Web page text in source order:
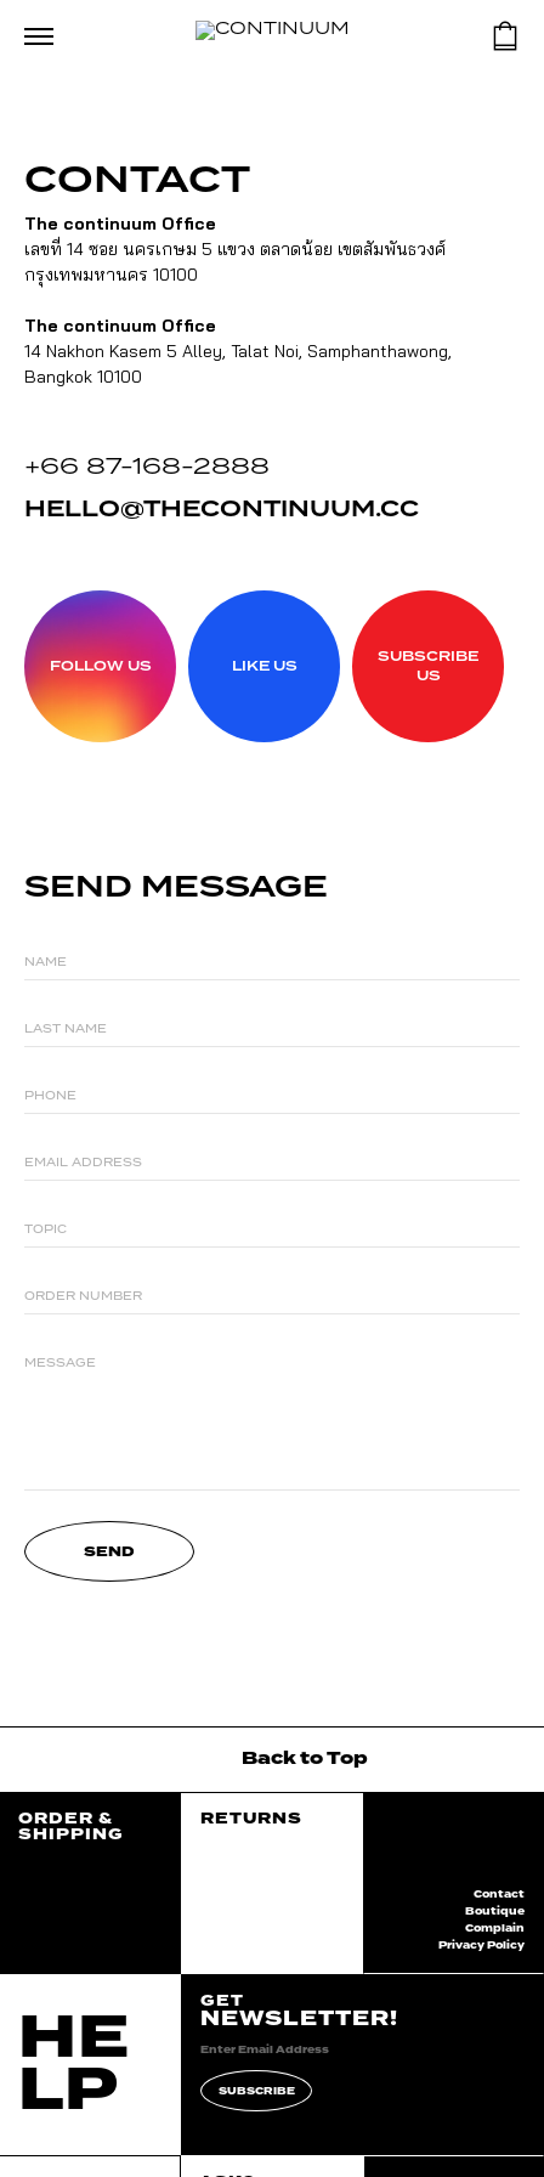
CONTACT
The continuum Office
เลขที่ 14 ซอย นครเกษม 5 แขวง ตลาดน้อย เขตสัมพันธวงศ์
กรุงเทพมหานคร 10100
The continuum Office
14 Nakhon Kasem 5 Alley, Talat Noi, Samphanthawong,
Bangkok 10100
+66 87-168-2888
HELLO@THECONTINUUM.CC
FOLLOW US LIKE US
SUBSCRIBE
US
SEND MESSAGE
NAME
LAST NAME
PHONE
EMAIL ADDRESS
TOPIC
ORDER NUMBER
MESSAGE
SEND
ORDER &
SHIPPING
HE
LP
BacktoTop
RETURNS
GET
NEWSLETTER!
SUBSCRIBE
Contact
Boutique
Complain
Privacy Policy